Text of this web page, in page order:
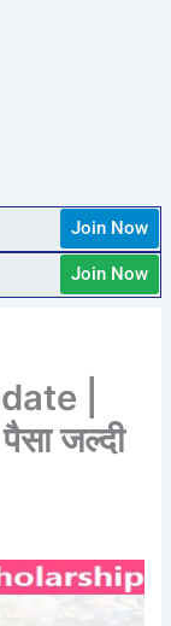
Join Now
Join Now
|
जल्दी